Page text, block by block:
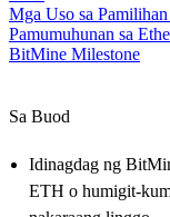
Mga Uso sa
Pamumuhunan sa
BitMine Milestone
Sa Buod
Idinagdag ng
ETH o humigit-